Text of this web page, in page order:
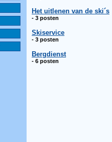
Het uitlenen van de ski´s
- 3 posten
Skiservice
- 3 posten
Bergdienst
- 6 posten